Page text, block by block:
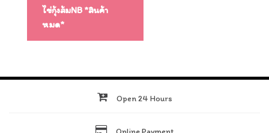
เรื่องไข่กุ้งส้มNB *สินค้า
หมด*
Open 24 Hours